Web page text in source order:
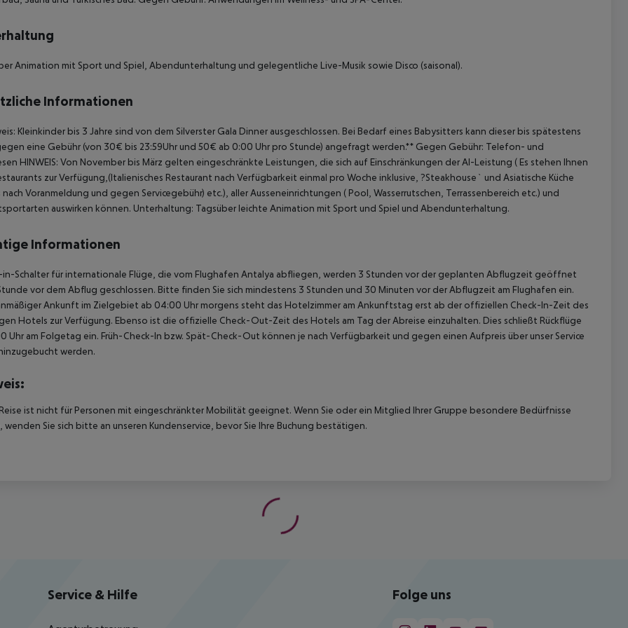
Animation mit Sport und Spiel, Abendunterhaltung und gelegentliche Live-Musik sowie Disco (saisonal).
Informationen
Kleinkinder bis 3 Jahre sind von dem Silverster Gala Dinner ausgeschlossen. Bei Bedarf eines Babysitters kann dieser bis spätestens
eine Gebühr (von 30€ bis 23:59Uhr und 50€ ab 0:00 Uhr pro Stunde) angefragt werden.** Gegen Gebühr: Telefon- und
HINWEIS: Von November bis März gelten eingeschränkte Leistungen, die sich auf Einschränkungen der AI-Leistung ( Es stehen Ihnen
zur Verfügung,(Italienisches Restaurant nach Verfügbarkeit einmal pro Woche inklusive, ?Steakhouse` und Asiatische Küche
nach Voranmeldung und gegen Servicegebühr) etc.), aller Ausseneinrichtungen ( Pool, Wasserrutschen, Terrassenbereich etc.) und
auswirken können. Unterhaltung: Tagsüber leichte Animation mit Sport und Spiel und Abendunterhaltung.
Informationen
in-Schalter für internationale Flüge, die vom Flughafen Antalya abfliegen, werden 3 Stunden vor der geplanten Abflugzeit geöffnet
vor dem Abflug geschlossen. Bitte finden Sie sich mindestens 3 Stunden und 30 Minuten vor der Abflugzeit am Flughafen ein.
Ankunft im Zielgebiet ab 04:00 Uhr morgens steht das Hotelzimmer am Ankunftstag erst ab der offiziellen Check-In-Zeit des
Hotels zur Verfügung. Ebenso ist die offizielle Check-Out-Zeit des Hotels am Tag der Abreise einzuhalten. Dies schließt Rückflüge
Uhr am Folgetag ein. Früh-Check-In bzw. Spät-Check-Out können je nach Verfügbarkeit und gegen einen Aufpreis über unser Service
werden.
ist nicht für Personen mit eingeschränkter Mobilität geeignet. Wenn Sie oder ein Mitglied Ihrer Gruppe besondere Bedürfnisse
wenden Sie sich bitte an unseren Kundenservice, bevor Sie Ihre Buchung bestätigen.
Service & Hilfe Folge uns